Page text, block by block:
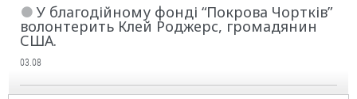
У благодійному фонді “Покрова Чортків”
волонтерить Клей Роджерс, громадянин
США.
03.08